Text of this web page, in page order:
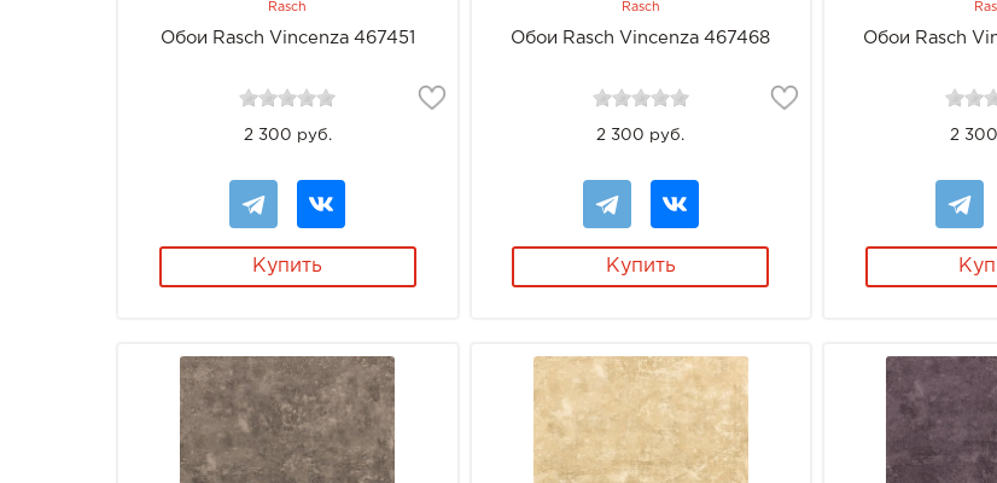
Rasch
Обои Rasch Vincenza 467451
2 300 руб.
Купить
Rasch
Обои Rasch Vincenza 467468
2 300 руб.
Купить
Обои Rasch
2